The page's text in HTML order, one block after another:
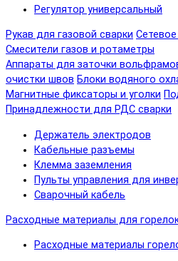
Регулятор универсальный
Рукав для газовой сварки
Смесители газов и ротаметры
Аппараты для заточки
очистки швов Блоки водяного
Магнитные фиксаторы и уголки
Принадлежности для РДС сварки
Держатель электродов
Кабельные разъемы
Клемма заземления
Пульты управления для
Сварочный кабель
Расходные материалы для
Расходные материалы